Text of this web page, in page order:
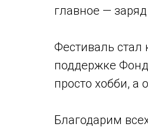
главное —
Фестиваль стал
поддержке
просто хобби, а
Благодарим